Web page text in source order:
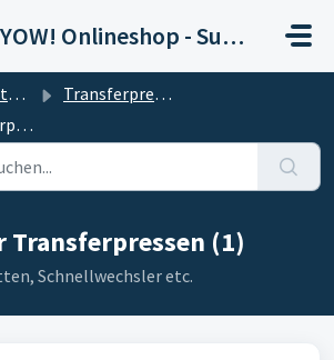
Inhalt gehen
YOW! Onlineshop - Support
Transferpressen
Transferpressen (1)
Schnellwechsler etc.